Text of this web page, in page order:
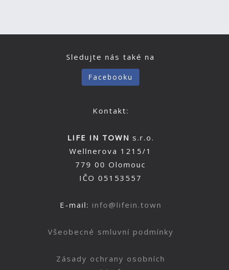
Sledujte nás také na
Facebooku
Kontakt:
LIFE IN TOWN s.r.o.
Wellnerova 1215/1
779 00 Olomouc
IČO 05153557
E-mail: info@lifein.town
Všeobecné smluvní podmínky
Zásady ochrany osobních